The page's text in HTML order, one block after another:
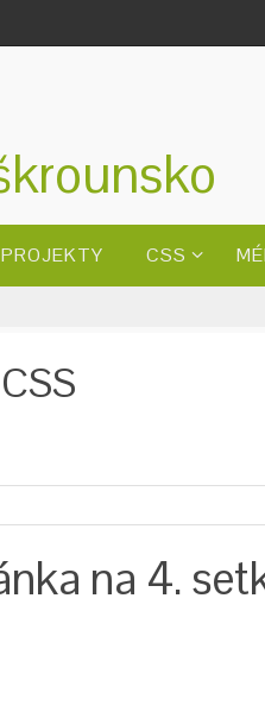
PROJEKTY CSS
na 4.